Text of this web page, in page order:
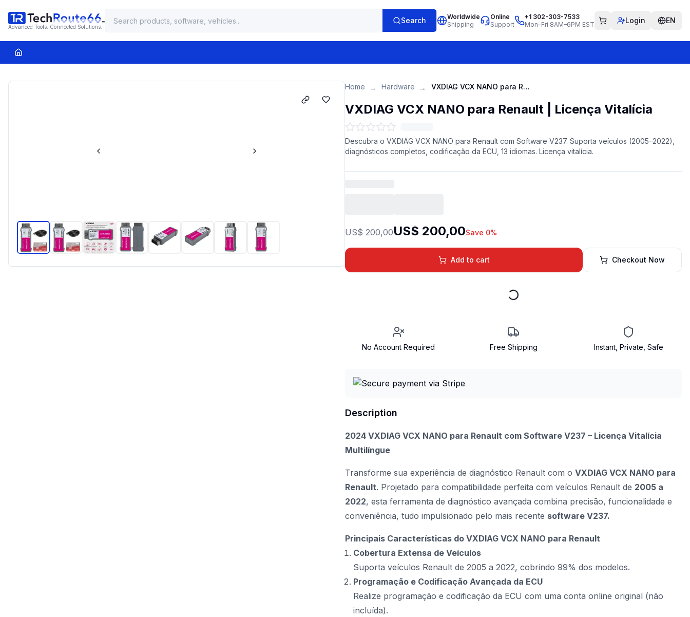
Advanced Tools. Connected Solutions.
Search
Worldwide
Shipping
Online
Support
+1 302-303-7533
Mon–Fri 8AM–6PM EST
Login EN
Home → Hardware → VXDIAG VCX NANO para Renault | Licença Vitalícia
VXDIAG VCX NANO para Renault | Licença Vitalícia
Descubra o VXDIAG VCX NANO para Renault com Software V237. Suporta veículos (2005–2022),
diagnósticos completos, codificação da ECU, 13 idiomas. Licença vitalícia.
US$ 200,00US$ 200,00Save 0%
Add to cart Checkout Now
No Account Required Free Shipping Instant, Private, Safe
Description
2024 VXDIAG VCX NANO para Renault com Software V237 – Licença Vitalícia
Multilíngue
Transforme sua experiência de diagnóstico Renault com o VXDIAG VCX NANO para
Renault. Projetado para compatibilidade perfeita com veículos Renault de 2005 a
2022, esta ferramenta de diagnóstico avançada combina precisão, funcionalidade e
conveniência, tudo impulsionado pelo mais recente software V237.
Principais Características do VXDIAG VCX NANO para Renault
Cobertura Extensa de Veículos
Suporta veículos Renault de 2005 a 2022, cobrindo 99% dos modelos.
Programação e Codificação Avançada da ECU
Realize programação e codificação da ECU com uma conta online original (não
incluída).